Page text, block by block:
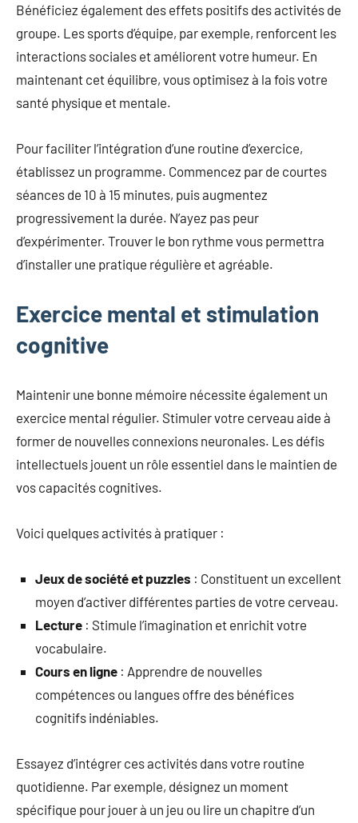
Bénéficiez également des effets positifs des activités de
groupe. Les sports d’équipe, par exemple, renforcent les
interactions sociales et améliorent votre humeur. En
maintenant cet équilibre, vous optimisez à la fois votre
santé physique et mentale.
Pour faciliter l’intégration d’une routine d’exercice,
établissez un programme. Commencez par de courtes
séances de 10 à 15 minutes, puis augmentez
progressivement la durée. N’ayez pas peur
d’expérimenter. Trouver le bon rythme vous permettra
d’installer une pratique régulière et agréable.
Exercice mental et stimulation
cognitive
Maintenir une bonne mémoire nécessite également un
exercice mental régulier. Stimuler votre cerveau aide à
former de nouvelles connexions neuronales. Les défis
intellectuels jouent un rôle essentiel dans le maintien de
vos capacités cognitives.
Voici quelques activités à pratiquer :
Jeux de société et puzzles : Constituent un excellent
moyen d’activer différentes parties de votre cerveau.
Lecture : Stimule l’imagination et enrichit votre
vocabulaire.
Cours en ligne : Apprendre de nouvelles
compétences ou langues offre des bénéfices
cognitifs indéniables.
Essayez d’intégrer ces activités dans votre routine
quotidienne. Par exemple, désignez un moment
spécifique pour jouer à un jeu ou lire un chapitre d’un